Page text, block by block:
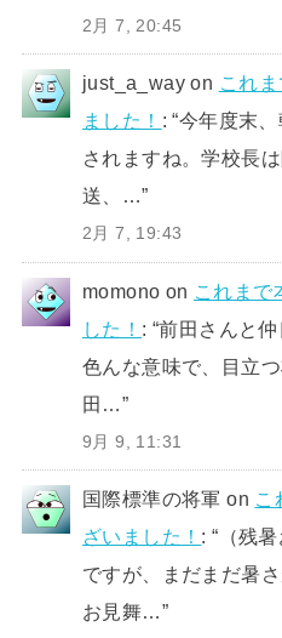
2月 7, 20:45
just_a_way on これ
ました！ : “今年度末
されますね。学校長
送、…”
2月 7, 19:43
momono on これまで
した！ : “前田さんと仲
色んな意味で、目立
田…”
9月 9, 11:31
国際標準の将軍 on こ
ざいました！ : “ （残
ですが、まだまだ暑
お見舞…”